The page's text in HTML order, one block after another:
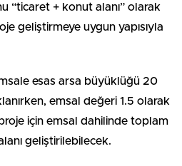
“ticaret + konut alanı” olarak
geliştirmeye uygun yapısıyla
esas arsa büyüklüğü 20
emsal değeri 1.5 olarak
için emsal dahilinde toplam
geliştirilebilecek.